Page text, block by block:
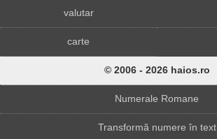
valutar
carte
© 2006 - 2026 haios.ro
Numerale Romane
Transformă numere în text